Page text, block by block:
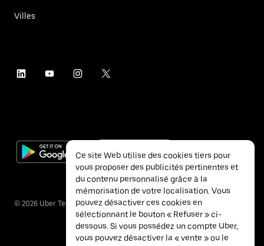
Villes
© 2026 Uber Technologies Inc.
Ce site Web utilise des cookies tiers pour
vous proposer des publicités pertinentes et
du contenu personnalisé grâce à la
mémorisation de votre localisation. Vous
pouvez désactiver ces cookies en
sélectionnant le bouton « Refuser » ci-
dessous. Si vous possédez un compte Uber,
vous pouvez désactiver la « vente » ou le